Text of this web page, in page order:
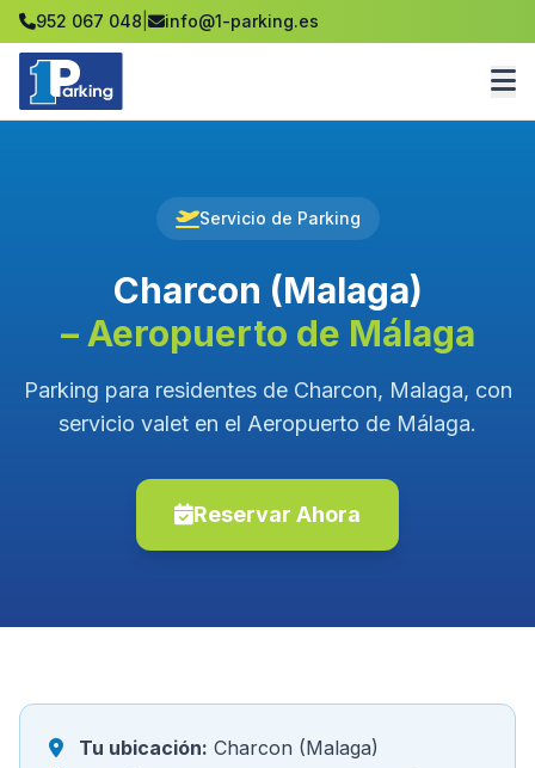
952 067 048 info@1-parking.es
Servicio de Parking
Charcon (Malaga)
– Aeropuerto de Málaga
Parking para residentes de Charcon, Malaga, con
servicio valet en el Aeropuerto de Málaga.
Reservar Ahora
Tu ubicación: Charcon (Malaga)